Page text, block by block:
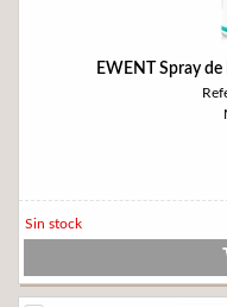
EWENT Spray
Sin stock